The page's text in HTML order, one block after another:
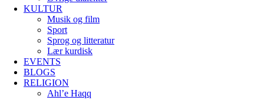
KULTUR
Musik og film
Sport
Sprog og litteratur
Lær kurdisk
EVENTS
BLOGS
RELIGION
Ahl’e Haqq